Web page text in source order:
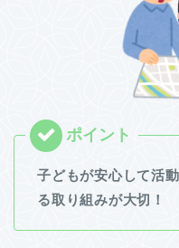
子どもが安心して活
る取り組みが大切！